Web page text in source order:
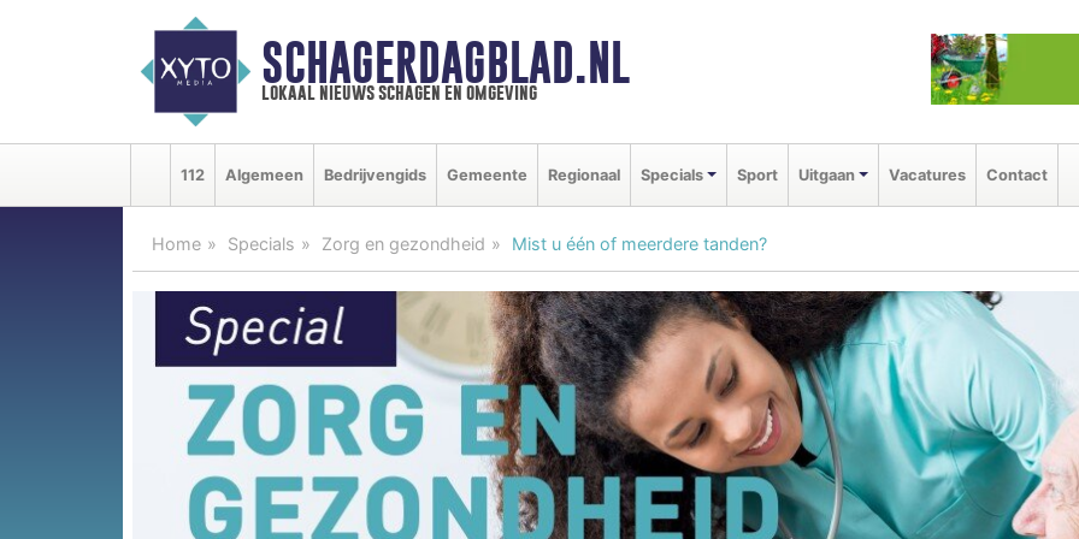
SCHAGERDAGBLAD.NL
lokaal nieuws schagen en omgeving
112 Algemeen Bedrijvengids Gemeente Regionaal Specials Sport Uitgaan Vacatures Contact
Home Specials Zorg en gezondheid Mist u één of meerdere tanden?